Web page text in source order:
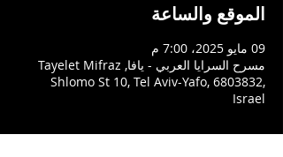
الموقع والساعة
09 مايو 2025، 7:00 م
مسرح السرايا العربي - يافا, Tayelet Mifraz
Shlomo St 10, Tel Aviv-Yafo, 6803832,
Israel